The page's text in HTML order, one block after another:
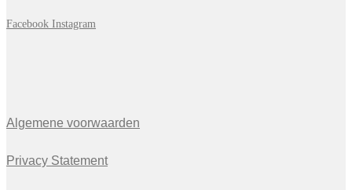
Facebook Instagram
Algemene voorwaarden
Privacy Statement